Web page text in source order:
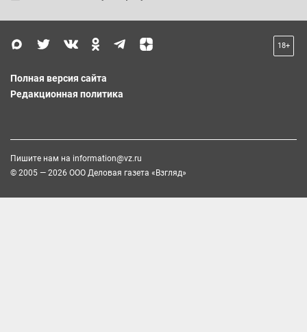
18+
Полная версия сайта
Редакционная политика
Пишите нам на information@vz.ru
© 2005 — 2026 ООО Деловая газета «Взгляд»